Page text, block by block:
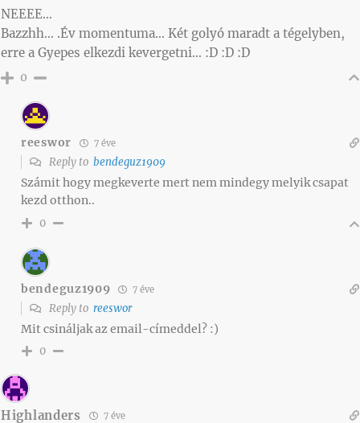
NEEEE…
Bazzhh… .Év momentuma… Két golyó maradt a tégelyben,
erre a Gyepes elkezdi kevergetni… :D :D :D
0
reeswor 7 éve
Reply to bendeguz1909
Számit hogy megkeverte mert nem mindegy melyik csapat
kezd otthon..
0
bendeguz1909 7 éve
Reply to reeswor
Mit csináljak az email-címeddel? :)
0
Highlanders 7 éve